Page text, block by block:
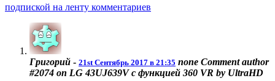
подпиской на ленту комментариев
Григорий - 21st Сентябрь 2017 в 21:35 none Comment author
#2074 on LG 43UJ639V с функцией 360 VR by UltraHD